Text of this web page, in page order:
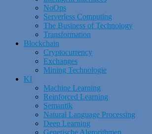
NoOps
Serverless Computing
The Business of Technology
Transformation
Blockchain
Cryptocurrency
Exchanges
Mining Technologie
KI
Machine Learning
Reinforced Learning
Semantik
Natural Language Processing
Deep Learning
Genetische Algrorithmen